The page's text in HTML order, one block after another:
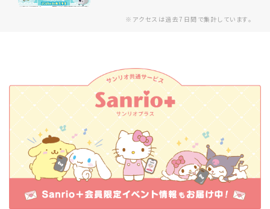
※アクセスは過去7日間で集計しています。